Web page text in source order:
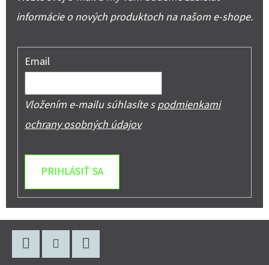
informácie o nových produktoch na našom e-shope.
Email
Vložením e-mailu súhlasíte spodmienkami
ochrany osobných údajov
PRIHLÁSIŤ SA